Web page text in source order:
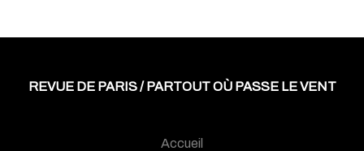
REVUE DE PARIS / PARTOUT OÙ PASSE LE VENT
Accueil